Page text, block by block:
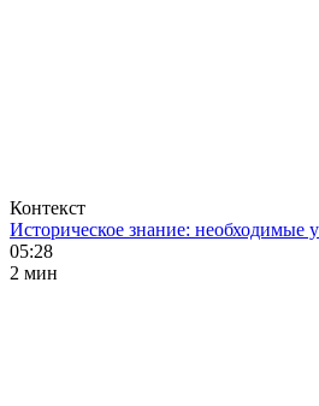
Контекст
Историческое знание: необходимые
05:28
2 мин